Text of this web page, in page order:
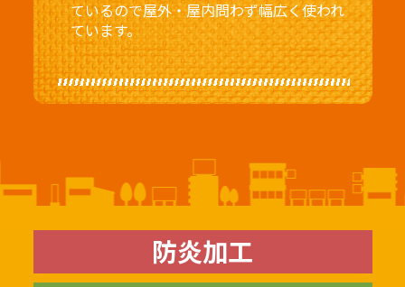
ているので屋外・屋内問わず幅広く使われ
ています。
防炎加工